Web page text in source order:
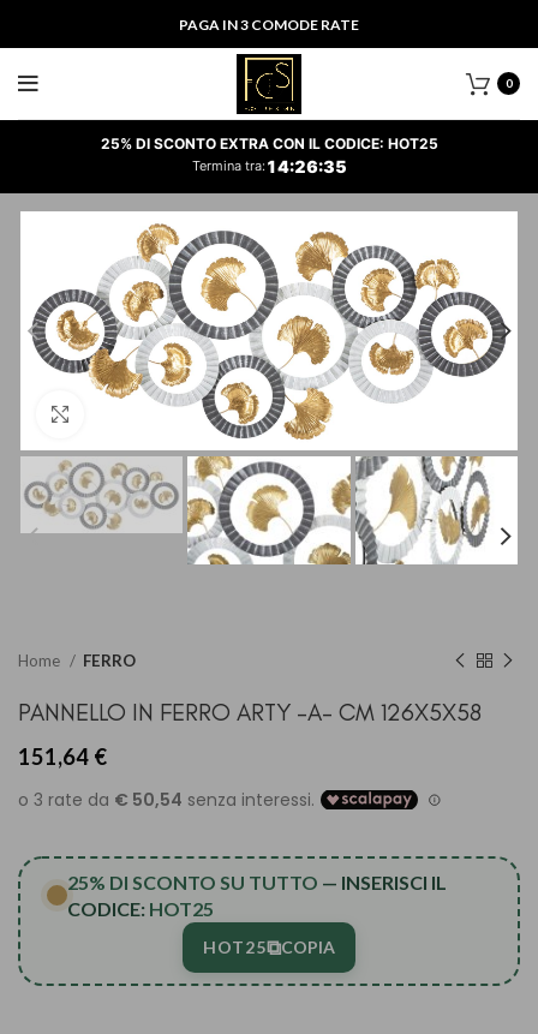
PAGA IN 3 COMODE RATE
0
25% DI SCONTO EXTRA CON IL CODICE: HOT25
Termina tra:14:26:35
Clicca per ingrandire
Home FERRO
PANNELLO IN FERRO ARTY -A- CM 126X5X58
151,64 €
25% DI SCONTO SU TUTTO — INSERISCI IL
CODICE: HOT25
HOT25⧉COPIA